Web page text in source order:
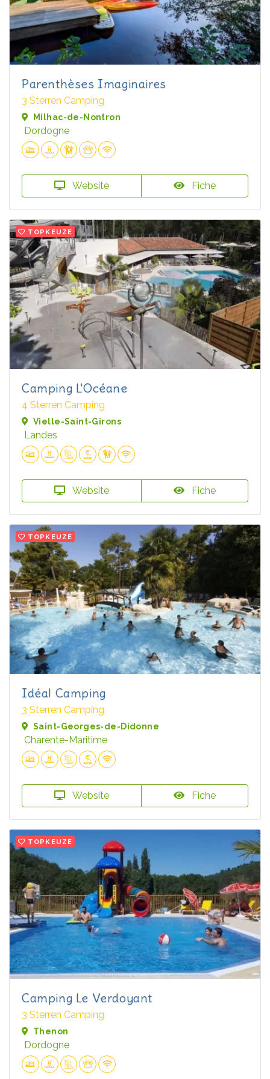
Parenthèses Imaginaires
3 Sterren Camping
Milhac-de-Nontron
Dordogne
Website Fiche
TOPKEUZE
Camping L'Océane
4 Sterren Camping
Vielle-Saint-Girons
Landes
Website Fiche
TOPKEUZE
Idéal Camping
3 Sterren Camping
Saint-Georges-de-Didonne
Charente-Maritime
Website Fiche
TOPKEUZE
Camping Le Verdoyant
3 Sterren Camping
Thenon
Dordogne